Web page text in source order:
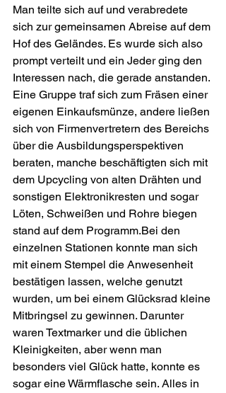
Man teilte sich auf und verabredete
sich zur gemeinsamen Abreise auf dem
Hof des Geländes. Es wurde sich also
prompt verteilt und ein Jeder ging den
Interessen nach, die gerade anstanden.
Eine Gruppe traf sich zum Frä­sen einer
eigenen Einkaufsmünze, andere ließen
sich von Firmenvertretern des Bereichs
über die Aus­bil­dungs­per­spek­ti­ven
beraten, manche beschäftigten sich mit
dem Upcycling von alten Drähten und
sonstigen Elek­tro­nik­resten und sogar
Löten, Schweißen und Rohre biegen
stand auf dem Programm.Bei den
einzelnen Stationen konnte man sich
mit einem Stempel die Anwesenheit
bestätigen lassen, welche ge­nutzt
wurden, um bei einem Glücksrad kleine
Mitbringsel zu gewinnen. Darunter
waren Textmarker und die üb­lichen
Kleinigkeiten, aber wenn man
besonders viel Glück hatte, konnte es
sogar eine Wärmflasche sein. Alles in